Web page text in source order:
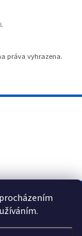
práva vyhrazena.